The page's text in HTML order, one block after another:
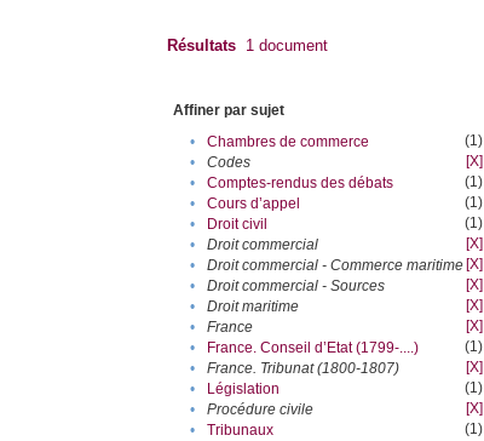
Résultats 1 document
Affiner par sujet
•
Chambres de commerce
(1)
•
Codes
[X]
•
Comptes-rendus des débats
(1)
•
Cours d’appel
(1)
•
Droit civil
(1)
•
Droit commercial
[X]
•
Droit commercial - Commerce maritime [X]
•
Droit commercial - Sources
[X]
•
Droit maritime
[X]
•
France
[X]
•
France. Conseil d’Etat (1799-....)
(1)
•
France. Tribunat (1800-1807)
[X]
•
Législation
(1)
•
Procédure civile
[X]
•
Tribunaux
(1)